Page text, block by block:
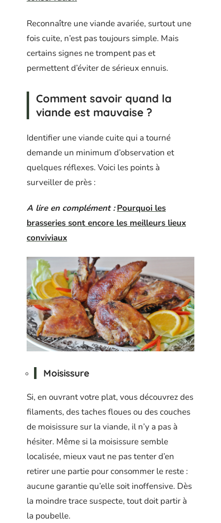
Reconnaître une viande avariée, surtout une
fois cuite, n’est pas toujours simple. Mais
certains signes ne trompent pas et
permettent d’éviter de sérieux ennuis.
Comment savoir quand la
viande est mauvaise ?
Identifier une viande cuite qui a tourné
demande un minimum d’observation et
quelques réflexes. Voici les points à
surveiller de près :
A lire en complément : Pourquoi les
brasseries sont encore les meilleurs lieux
conviviaux
Moisissure
Si, en ouvrant votre plat, vous découvrez des
filaments, des taches floues ou des couches
de moisissure sur la viande, il n’y a pas à
hésiter. Même si la moisissure semble
localisée, mieux vaut ne pas tenter d’en
retirer une partie pour consommer le reste :
aucune garantie qu’elle soit inoffensive. Dès
la moindre trace suspecte, tout doit partir à
la poubelle.